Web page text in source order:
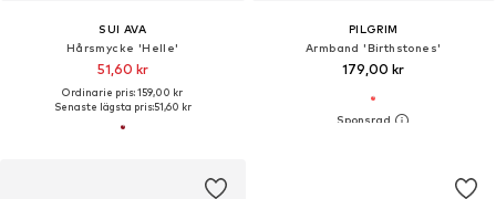
SUI AVA
Hårsmycke 'Helle'
51,60 kr
Ordinarie pris: 159,00 kr
Senaste lägsta pris:51,60 kr
PILGRIM
Armband 'Birthstones'
179,00 kr